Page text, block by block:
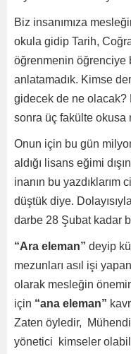
Biz insanımıza
okula gidip Tarih,
öğrenmenin öğrenciye
anlatamadık. Kimse
gidecek de ne olacak?
sonra üç fakülte okusa
Onun için bu gün
aldığı lisans eğimi
inanın bu yazdıklarım
düştük diye.
darbe 28 Şubat kadar
“Ara eleman” deyip
mezunları asıl işi
olarak mesleğin
için “ana eleman”
Zaten öyledir,
yönetici kimseler